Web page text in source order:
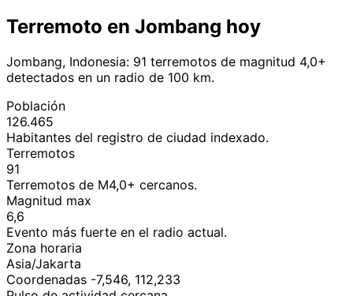
Terremoto en Jombang hoy
Jombang, Indonesia: 91 terremotos de magnitud 4,0+
detectados en un radio de 100 km.
Población
126.465
Habitantes del registro de ciudad indexado.
Terremotos
91
Terremotos de M4,0+ cercanos.
Magnitud max
6,6
Evento más fuerte en el radio actual.
Zona horaria
Asia/Jakarta
Coordenadas -7,546, 112,233